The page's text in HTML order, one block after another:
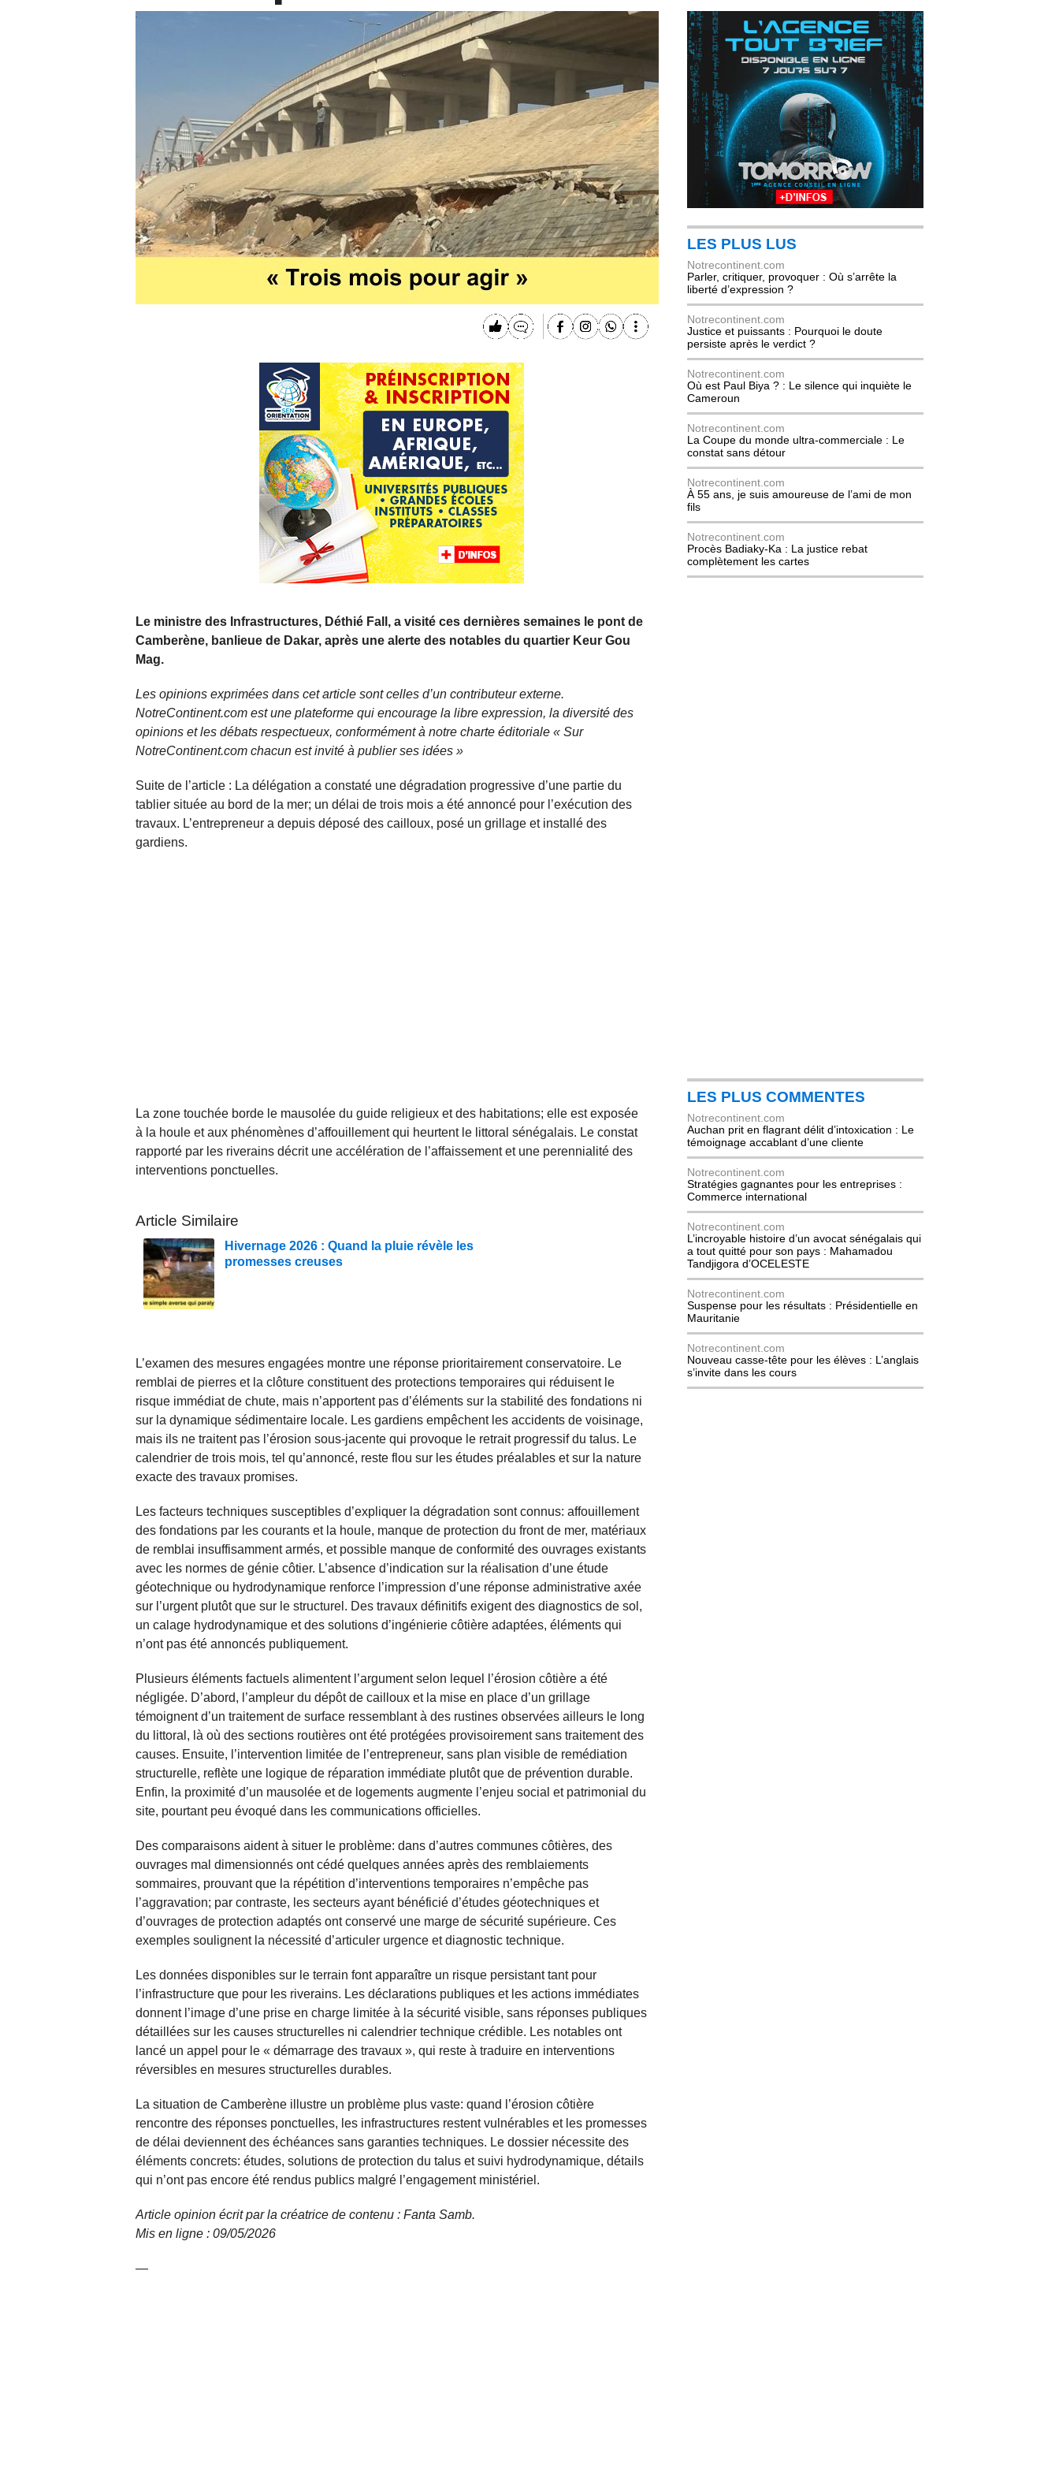
Le ministre des Infrastructures, Déthié Fall, a visité ces dernières semaines le pont de
Camberène, banlieue de Dakar, après une alerte des notables du quartier Keur Gou
Mag.
Les opinions exprimées dans cet article sont celles d’un contributeur externe.
NotreContinent.com est une plateforme qui encourage la libre expression, la diversité des
opinions et les débats respectueux, conformément à notre charte éditoriale « Sur
NotreContinent.com chacun est invité à publier ses idées »
Suite de l’article : La délégation a constaté une dégradation progressive d’une partie du
tablier située au bord de la mer; un délai de trois mois a été annoncé pour l’exécution des
travaux. L’entrepreneur a depuis déposé des cailloux, posé un grillage et installé des
gardiens.
La zone touchée borde le mausolée du guide religieux et des habitations; elle est exposée
à la houle et aux phénomènes d’affouillement qui heurtent le littoral sénégalais. Le constat
rapporté par les riverains décrit une accélération de l’affaissement et une perennialité des
interventions ponctuelles.
Article Similaire
Hivernage 2026 : Quand la pluie révèle les
promesses creuses
L’examen des mesures engagées montre une réponse prioritairement conservatoire. Le
remblai de pierres et la clôture constituent des protections temporaires qui réduisent le
risque immédiat de chute, mais n’apportent pas d’éléments sur la stabilité des fondations ni
sur la dynamique sédimentaire locale. Les gardiens empêchent les accidents de voisinage,
mais ils ne traitent pas l’érosion sous-jacente qui provoque le retrait progressif du talus. Le
calendrier de trois mois, tel qu’annoncé, reste flou sur les études préalables et sur la nature
exacte des travaux promises.
Les facteurs techniques susceptibles d’expliquer la dégradation sont connus: affouillement
des fondations par les courants et la houle, manque de protection du front de mer, matériaux
de remblai insuffisamment armés, et possible manque de conformité des ouvrages existants
avec les normes de génie côtier. L’absence d’indication sur la réalisation d’une étude
géotechnique ou hydrodynamique renforce l’impression d’une réponse administrative axée
sur l’urgent plutôt que sur le structurel. Des travaux définitifs exigent des diagnostics de sol,
un calage hydrodynamique et des solutions d’ingénierie côtière adaptées, éléments qui
n’ont pas été annoncés publiquement.
Plusieurs éléments factuels alimentent l’argument selon lequel l’érosion côtière a été
négligée. D’abord, l’ampleur du dépôt de cailloux et la mise en place d’un grillage
témoignent d’un traitement de surface ressemblant à des rustines observées ailleurs le long
du littoral, là où des sections routières ont été protégées provisoirement sans traitement des
causes. Ensuite, l’intervention limitée de l’entrepreneur, sans plan visible de remédiation
structurelle, reflète une logique de réparation immédiate plutôt que de prévention durable.
Enfin, la proximité d’un mausolée et de logements augmente l’enjeu social et patrimonial du
site, pourtant peu évoqué dans les communications officielles.
Des comparaisons aident à situer le problème: dans d’autres communes côtières, des
ouvrages mal dimensionnés ont cédé quelques années après des remblaiements
sommaires, prouvant que la répétition d’interventions temporaires n’empêche pas
l’aggravation; par contraste, les secteurs ayant bénéficié d’études géotechniques et
d’ouvrages de protection adaptés ont conservé une marge de sécurité supérieure. Ces
exemples soulignent la nécessité d’articuler urgence et diagnostic technique.
Les données disponibles sur le terrain font apparaître un risque persistant tant pour
l’infrastructure que pour les riverains. Les déclarations publiques et les actions immédiates
donnent l’image d’une prise en charge limitée à la sécurité visible, sans réponses publiques
détaillées sur les causes structurelles ni calendrier technique crédible. Les notables ont
lancé un appel pour le « démarrage des travaux », qui reste à traduire en interventions
réversibles en mesures structurelles durables.
La situation de Camberène illustre un problème plus vaste: quand l’érosion côtière
rencontre des réponses ponctuelles, les infrastructures restent vulnérables et les promesses
de délai deviennent des échéances sans garanties techniques. Le dossier nécessite des
éléments concrets: études, solutions de protection du talus et suivi hydrodynamique, détails
qui n’ont pas encore été rendus publics malgré l’engagement ministériel.
Article opinion écrit par la créatrice de contenu : Fanta Samb.
Mis en ligne : 09/05/2026
—
LES PLUS LUS
Notrecontinent.com
Parler, critiquer, provoquer : Où s’arrête la
liberté d’expression ?
Notrecontinent.com
Justice et puissants : Pourquoi le doute
persiste après le verdict ?
Notrecontinent.com
Où est Paul Biya ? : Le silence qui inquiète le
Cameroun
Notrecontinent.com
La Coupe du monde ultra-commerciale : Le
constat sans détour
Notrecontinent.com
À 55 ans, je suis amoureuse de l’ami de mon
fils
Notrecontinent.com
Procès Badiaky-Ka : La justice rebat
complètement les cartes
LES PLUS COMMENTES
Notrecontinent.com
Auchan prit en flagrant délit d’intoxication : Le
témoignage accablant d’une cliente
Notrecontinent.com
Stratégies gagnantes pour les entreprises :
Commerce international
Notrecontinent.com
L’incroyable histoire d’un avocat sénégalais qui
a tout quitté pour son pays : Mahamadou
Tandjigora d’OCELESTE
Notrecontinent.com
Suspense pour les résultats : Présidentielle en
Mauritanie
Notrecontinent.com
Nouveau casse-tête pour les élèves : L’anglais
s’invite dans les cours